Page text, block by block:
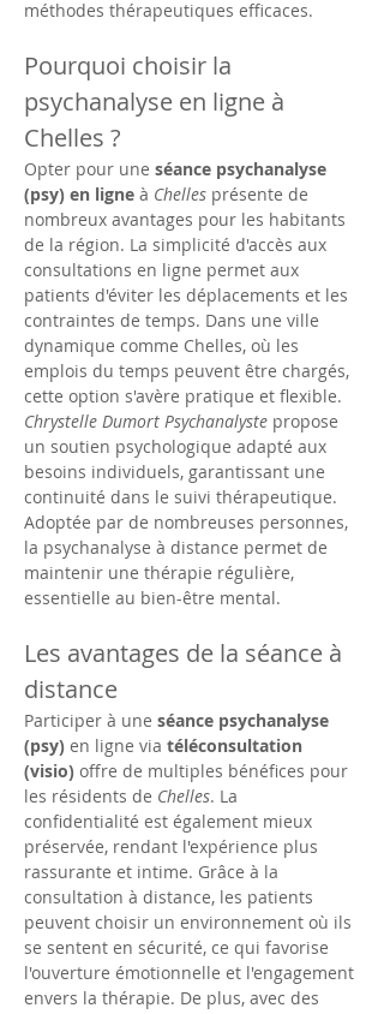
méthodes thérapeutiques efficaces.
Pourquoi choisir la
psychanalyse en ligne à
Chelles ?
Opter pour une séance psychanalyse
(psy) en ligne à Chelles présente de
nombreux avantages pour les habitants
de la région. La simplicité d'accès aux
consultations en ligne permet aux
patients d'éviter les déplacements et les
contraintes de temps. Dans une ville
dynamique comme Chelles, où les
emplois du temps peuvent être chargés,
cette option s'avère pratique et flexible.
Chrystelle Dumort Psychanalyste propose
un soutien psychologique adapté aux
besoins individuels, garantissant une
continuité dans le suivi thérapeutique.
Adoptée par de nombreuses personnes,
la psychanalyse à distance permet de
maintenir une thérapie régulière,
essentielle au bien-être mental.
Les avantages de la séance à
distance
Participer à une séance psychanalyse
(psy) en ligne via téléconsultation
(visio) offre de multiples bénéfices pour
les résidents de Chelles. La
confidentialité est également mieux
préservée, rendant l'expérience plus
rassurante et intime. Grâce à la
consultation à distance, les patients
peuvent choisir un environnement où ils
se sentent en sécurité, ce qui favorise
l'ouverture émotionnelle et l'engagement
envers la thérapie. De plus, avec des